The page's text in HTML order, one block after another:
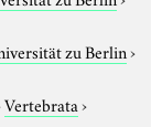
zu Berlin›
Vertebrata›